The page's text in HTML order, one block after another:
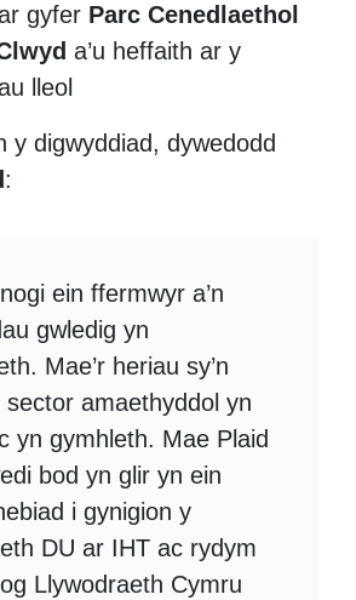
gyfer Parc Cenedlaethol
a’u heffaith ar y
lleol
y digwyddiad, dywedodd
:
ein ffermwyr a’n
gwledig yn
Mae’r heriau sy’n
sector amaethyddol yn
yn gymhleth. Mae Plaid
bod yn glir yn ein
i gynigion y
DU ar IHT ac rydym
Llywodraeth Cymru